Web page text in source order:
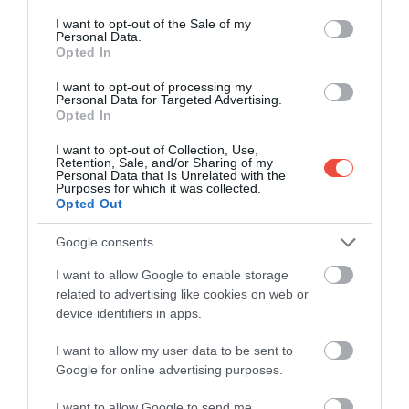
consent section.
I want to opt-out of the Sale of my
Personal Data.
Opted In
I want to opt-out of processing my
Personal Data for Targeted Advertising.
Opted In
I want to opt-out of Collection, Use,
Retention, Sale, and/or Sharing of my
Personal Data that Is Unrelated with the
Purposes for which it was collected.
Opted Out
Google consents
I want to allow Google to enable storage
related to advertising like cookies on web or
device identifiers in apps.
I want to allow my user data to be sent to
Google for online advertising purposes.
beillenek városnézés közben. Pékségekben és
street foodként is árulják.
Fotó: Shutterstock
GOMBASALÁTA